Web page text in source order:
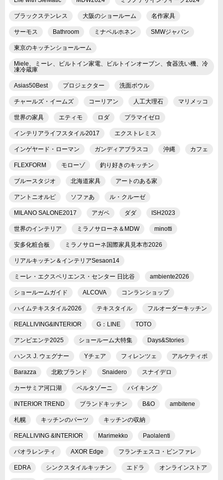
ブラックステンレス 大阪のショールーム 名作家具
サーモス Bathroom ミナペルホネン SMWジャパン
東京のキッチンショールーム
Miele、ミーレ、ビルトイン家電、ビルトインオーブン、食器洗い機、冷
凍冷蔵庫
Asias50Best プロジェクター 洗面ボウル
チャールズ・イームズ コーリアン 人工大理石 マリメッコ
世界の家具 エティモ ロダ プラマイゼロ
インテリアライフスタイル2017 エクストレミス
インゲヤード・ローマン ガンディアブラスコ 沖縄 カフェ
FLEXFORM モローゾ 釣り好きのキッチン
ブルースタジオ 北海道家具 アートのある家
アントニオルピ ソファあ ル・クルーゼ
MILANO SALONE2017 アガペ ダダ ISH2023
世界のインテリア ミラノサローネ＆MDW minotti
安多化粧合板 ミラノサローネ国際家具見本市2026
リアルキッチン＆インテリアSesaon14
ミーレ・エクスペリエンス・センター 日比谷 ambiente2026
ショールームガイド ALCOVA コンランショップ
ハイムテキスタイル2026 テキスタイル フルオーダーキッチン
REALLIVING&INTERIOR G：LINE TOTO
アンビエンテ2025 ショールーム大特集 Days&Stories
ハンス J. ウェグナー Yチェア フィレンツェ アルケティポ
Barazza 北欧ブランド Snaidero スナイデロ
カーサミア河口湖 ベルタゾーニ バイキング
INTERIOR TREND ブランドキッチン B&O ambitene
札幌 キッチンのパーツ キッチンの収納
REALLIVING &INTERIOR Marimekko Paolalenti
パオラレンティ AXOR Edge フランチェスコ・ビンファレ
EDRA シンクスタイルキッチン エドラ オンラインストア